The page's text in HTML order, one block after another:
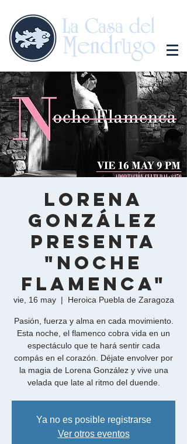
Lorena
González
presenta
"Noche
Flamenca"
vie, 16 may
  |
Heroica Puebla de Zaragoza
Pasión, fuerza y alma en cada movimiento.
Esta noche, el flamenco cobra vida en un
espectáculo que te hará sentir cada
compás en el corazón. Déjate envolver por
la magia de Lorena González y vive una
velada que late al ritmo del duende.
Ya no es posible registrarse
Ver otros eventos